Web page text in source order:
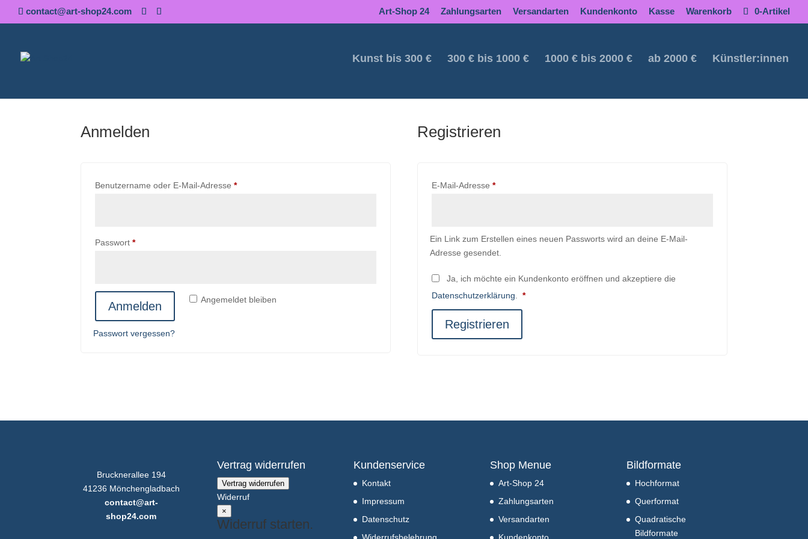
contact@art-shop24.com Art-Shop 24 Zahlungsarten Versandarten Kundenkonto Kasse Warenkorb 0-Artikel
Kunst bis 300 € 300 € bis 1000 € 1000 € bis 2000 € ab 2000 € Künstler:innen
Anmelden
Benutzername oder E-Mail-Adresse*Erforderlich
Passwort*Erforderlich
Angemeldet bleiben
Anmelden
Passwort vergessen?
Registrieren
E-Mail-Adresse *Erforderlich
Ein Link zum Erstellen eines neuen Passworts wird an deine E-Mail-
Adresse gesendet.
Ja, ich möchte ein Kundenkonto eröffnen und akzeptiere die
Datenschutzerklärung
*Erforderlich
Registrieren
Brucknerallee 194
41236 Mönchengladbach
contact@art-
shop24.com
Vertrag widerrufen
Vertrag widerrufen
Widerruf
×
Widerruf starten.
Kundenservice
Kontakt
Impressum
Datenschutz
Widerrufsbelehrung
Shop Menue
Art-Shop 24
Zahlungsarten
Versandarten
Kundenkonto
Bildformate
Hochformat
Querformat
Quadratische
Bildformate